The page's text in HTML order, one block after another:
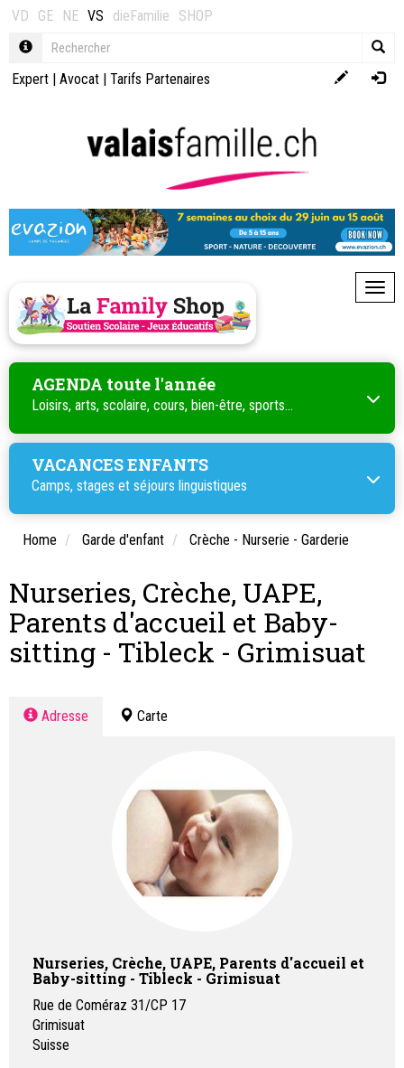
VD GE NE VS dieFamilie SHOP
Expert | Avocat | Tarifs Partenaires
AGENDA toute l'année
Loisirs, arts, scolaire, cours, bien-être, sports...
VACANCES ENFANTS
Camps, stages et séjours linguistiques
Home Garde d'enfant Crèche - Nurserie - Garderie
Nurseries, Crèche, UAPE,
Parents d'accueil et Baby-
sitting - Tibleck - Grimisuat
Adresse Carte
Nurseries, Crèche, UAPE, Parents d'accueil et
Baby-sitting - Tibleck - Grimisuat
Rue de Coméraz 31/CP 17
Grimisuat
Suisse